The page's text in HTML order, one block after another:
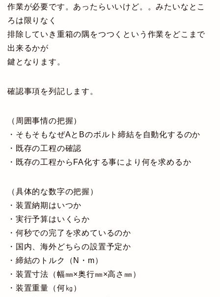
作業が必要です。あったらいいけど。。みたいなとこ
ろは限りなく
排除していき重箱の隅をつつくという作業をどこまで
出来るかが
鍵となります。
確認事項を列記します。
（周囲事情の把握）
・そもそもなぜAとBのボルト締結を自動化するのか
・既存の工程の確認
・既存の工程からFA化する事により何を求めるか
（具体的な数字の把握）
・装置納期はいつか
・実行予算はいくらか
・何秒での完了を求めているのか
・国内、海外どちらの設置予定か
・締結のトルク（N・m）
・装置寸法（幅㎜×奥行㎜×高さ㎜）
・装置重量（何㎏）